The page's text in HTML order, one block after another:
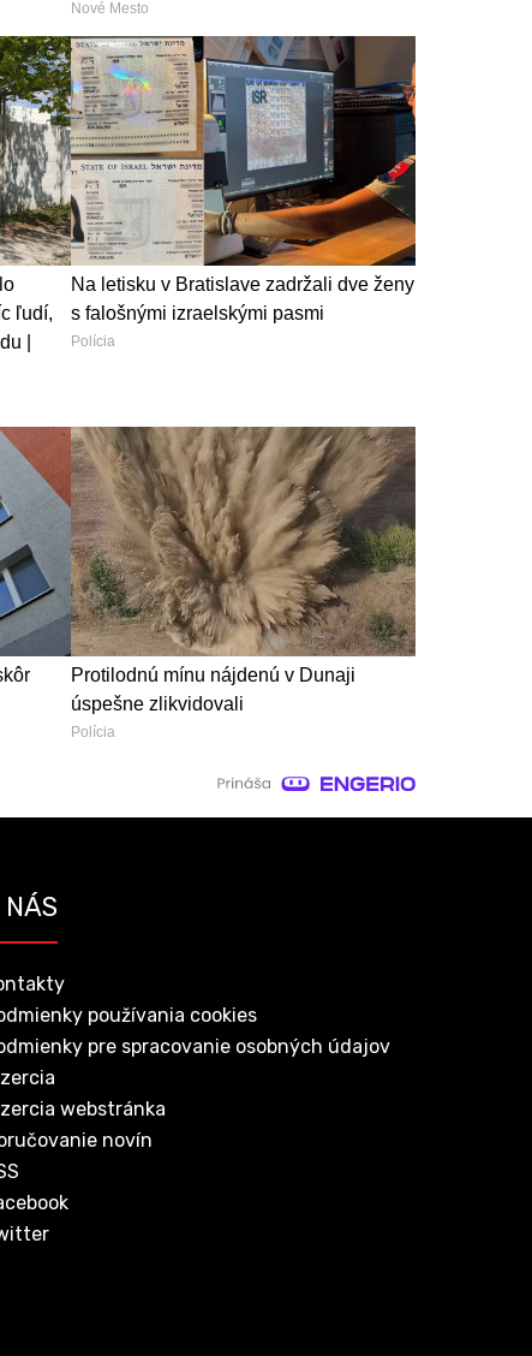
Nové Mesto
ľudí,
|
Na letisku v Bratislave zadržali dve ženy
s falošnými izraelskými pasmi
Polícia
Protilodnú mínu nájdenú v Dunaji
úspešne zlikvidovali
Polícia
NÁS
používania cookies
pre spracovanie osobných údajov
webstránka
novín